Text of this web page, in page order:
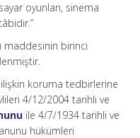
oyunları, sinema
maddesinin birinci
ilişkin koruma tedbirlerine
4/12/2004 tarihli ve
ile 4/7/1934 tarihli ve
hükümleri